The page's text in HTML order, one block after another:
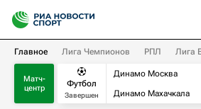
Главное Лига Чемпионов РПЛ Лига
Матч-
центр
Футбол
Завершен
Динамо Москва
Динамо Махачкала